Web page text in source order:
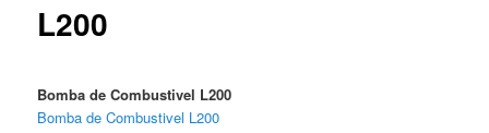
L200
Bomba de Combustivel L200
Bomba de Combustivel L200